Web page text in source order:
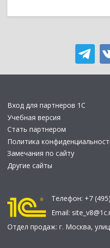
Вход для партнеров 1С
Учебная версия
Стать партнером
Политика
Замечания по сайту
Другие сайты
Телефон: +7
Email:
Отдел продаж: г. Москва,